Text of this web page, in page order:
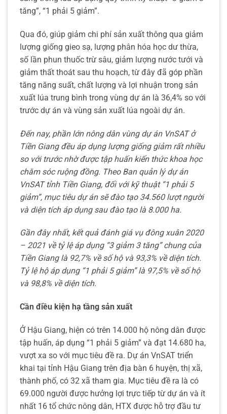
tăng”, “1 phải 5 giảm”.
Qua đó, giúp giảm chi phí sản xuất thông qua giảm
lượng giống gieo sạ, lượng phân hóa học dư thừa,
số lần phun thuốc trừ sâu, giảm lượng nước tưới và
giảm thất thoát sau thu hoạch, từ đây đã góp phần
tăng năng suất, chất lượng và lợi nhuận trong sản
xuất lúa trung bình trong vùng dự án là 36,4% so với
trước dự án và vùng sản xuất lúa ngoài dự án.
Đến nay, phần lớn nông dân vùng dự án VnSAT ở
Tiền Giang đều áp dụng lượng giống giảm rất nhiều
so với trước nhờ được tập huấn kiến thức khoa học
chăm sóc ruộng đồng. Theo Ban quản lý dự án
VnSAT tỉnh Tiền Giang, đối với kỹ thuật “1 phải 5
giảm”, mục tiêu dự án sẽ đào tạo 34.560 lượt người
và diện tích áp dụng sau đào tạo là 8.000 ha.
Gần đây nhất, kết quả đánh giá vụ đông xuân 2020
– 2021 về tỷ lệ áp dụng “3 giảm 3 tăng” chung của
Tiền Giang là 92,7% về số hộ và 93,3% về diện tích.
Tỷ lệ hộ áp dụng “1 phải 5 giảm” là 97,5% về số hộ
và 98,8% về diện tích.
Cần điều kiện hạ tầng sản xuất
Ở Hậu Giang, hiện có trên 14.000 hộ nông dân được
tập huấn, áp dụng “1 phải 5 giảm” và đạt 14.680 ha,
vượt xa so với mục tiêu đề ra. Dự án VnSAT triển
khai tại tỉnh Hậu Giang trên địa bàn 6 huyện, thị xã,
thành phố, có 32 xã tham gia. Mục tiêu đề ra là có
69.000 người được hưởng lợi trực tiếp từ dự án và ít
nhất 16 tổ chức nông dân, HTX được hỗ trợ đầu tư